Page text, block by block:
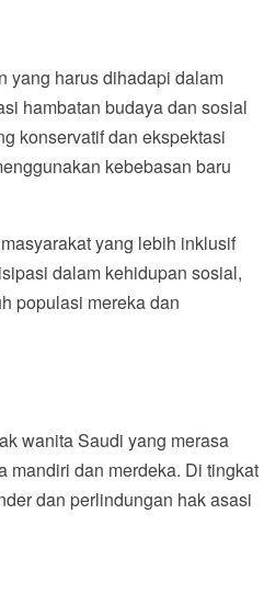
yang harus dihadapi dalam
hambatan budaya dan sosial
konservatif dan ekspektasi
kebebasan baru
yang lebih inklusif
dalam kehidupan sosial,
populasi mereka dan
wanita Saudi yang merasa
mandiri dan merdeka. Di tingkat
dan perlindungan hak asasi